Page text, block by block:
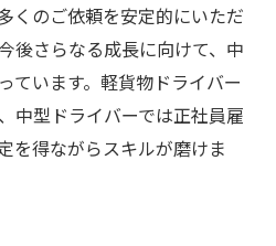
くのご依頼を安定的にいただ
後さらなる成長に向けて、中
ています。軽貨物ドライバー
中型ドライバーでは正社員雇
を得ながらスキルが磨けま